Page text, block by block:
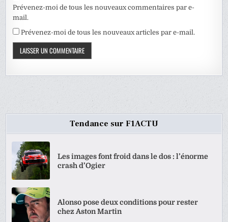
Prévenez-moi de tous les nouveaux commentaires par e-
mail.
Prévenez-moi de tous les nouveaux articles par e-mail.
Tendance sur F1ACTU
Les images font froid dans le dos : l’énorme
crash d’Ogier
Alonso pose deux conditions pour rester
chez Aston Martin